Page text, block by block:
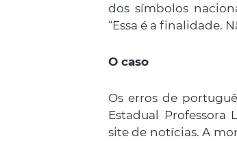
dos símbolos
“Essa é a finalidade.
O caso
Os erros de
Estadual Professora
site de notícias. A